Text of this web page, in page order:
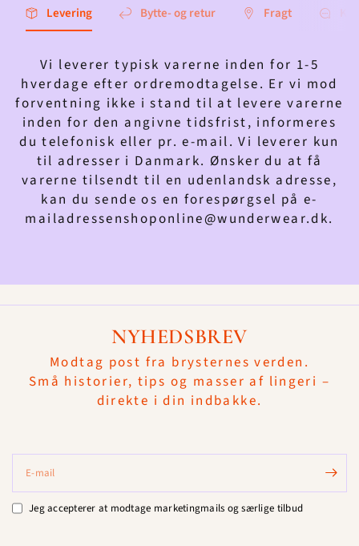
Levering Bytte- og retur Fragt
Vi leverer typisk varerne inden for 1-5
hverdage efter ordremodtagelse. Er vi mod
forventning ikke i stand til at levere varerne
inden for den angivne tidsfrist, informeres
du telefonisk eller pr. e-mail. Vi leverer kun
til adresser i Danmark. Ønsker du at få
varerne tilsendt til en udenlandsk adresse,
kan du sende os en forespørgsel på e-
mailadressenshoponline@wunderwear.dk.
NYHEDSBREV
Modtag post fra brysternes verden.
Små historier, tips og masser af lingeri –
direkte i din indbakke.
E-mail
Jeg accepterer at modtage marketingmails og særlige tilbud